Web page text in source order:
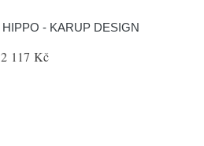
- KARUP DESIGN
117 Kč